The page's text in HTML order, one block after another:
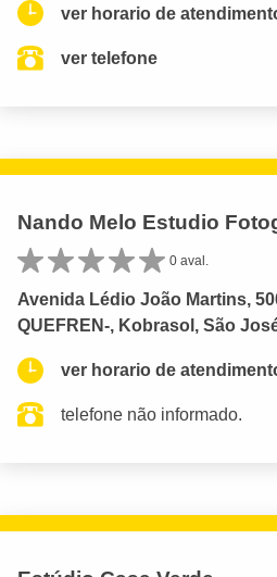
ver horario de
ver telefone
Nando Melo Estudio
0 aval.
Avenida Lédio João Martins,
QUEFREN-, Kobrasol, São
ver horario de
telefone não informado.